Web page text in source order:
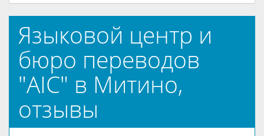
Языковой центр и
бюро переводов
"AIC" в Митино,
отзывы